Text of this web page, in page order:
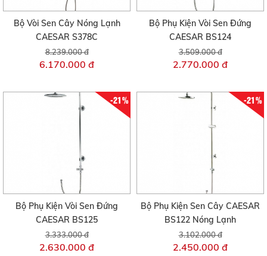
Bộ Vòi Sen Cây Nóng Lạnh
CAESAR S378C
8.239.000 đ
6.170.000 đ
Bộ Phụ Kiện Vòi Sen Đứng
CAESAR BS124
3.509.000 đ
2.770.000 đ
-21%
Bộ Phụ Kiện Vòi Sen Đứng
CAESAR BS125
3.333.000 đ
2.630.000 đ
-21%
Bộ Phụ Kiện Sen Cây CAESAR
BS122 Nóng Lạnh
3.102.000 đ
2.450.000 đ